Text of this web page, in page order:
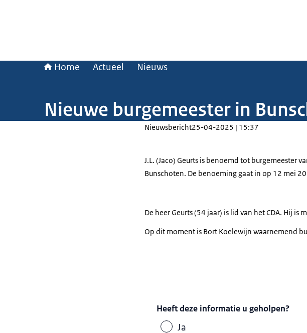
Home Actueel Nieuws
Nieuwe burgemeester in
Nieuwsbericht25-04-2025 | 15:37
J.L. (Jaco) Geurts is benoemd tot burgemeester
Bunschoten. De benoeming gaat in op 12 mei
De heer Geurts (54 jaar) is lid van het CDA. Hij
Op dit moment is Bort Koelewijn
Heeft deze informatie u geholpen?
Ja